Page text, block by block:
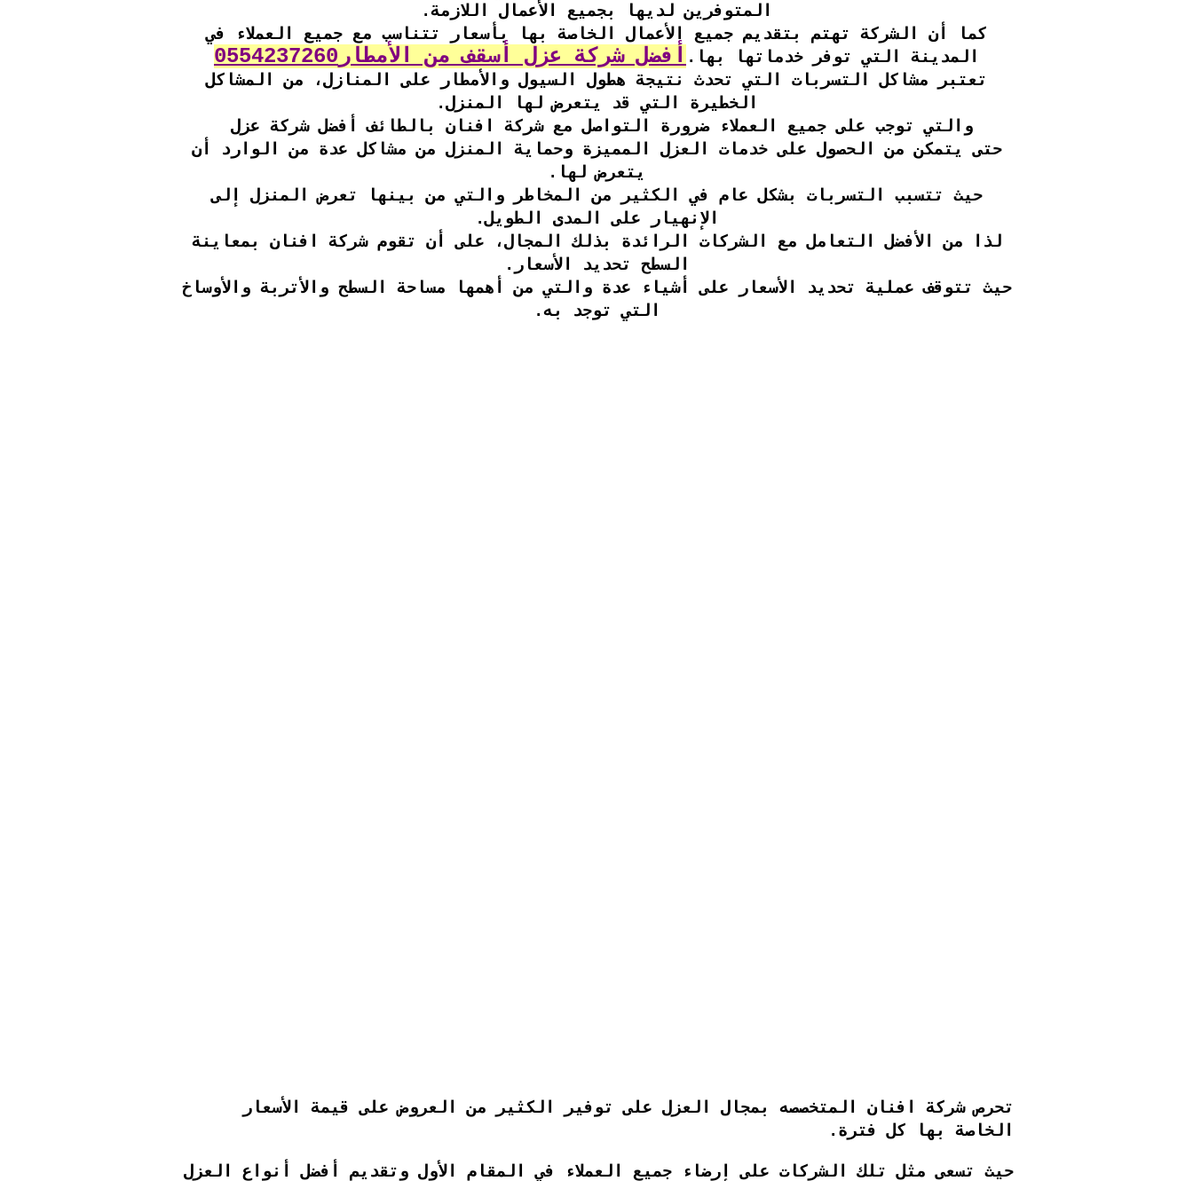
المتوفرين لديها بجميع الأعمال اللازمة.
كما أن الشركة تهتم بتقديم جميع الأعمال الخاصة بها بأسعار تتناسب مع جميع العملاء في
المدينة التي توفر خدماتها بها. أفضل شركة عزل أسقف من الأمطار0554237260
تعتبر مشاكل التسربات التي تحدث نتيجة هطول السيول والأمطار على المنازل، من المشاكل
الخطيرة التي قد يتعرض لها المنزل.
والتي توجب على جميع العملاء ضرورة التواصل مع شركة افنان بالطائف أفضل شركة عزل
حتى يتمكن من الحصول على خدمات العزل المميزة وحماية المنزل من مشاكل عدة من الوارد أن
يتعرض لها.
حيث تتسبب التسربات بشكل عام في الكثير من المخاطر والتي من بينها تعرض المنزل إلى
الإنهيار على المدى الطويل.
لذا من الأفضل التعامل مع الشركات الرائدة بذلك المجال، على أن تقوم شركة افنان بمعاينة
السطح تحديد الأسعار.
حيث تتوقف عملية تحديد الأسعار على أشياء عدة والتي من أهمها مساحة السطح والأتربة والأوساخ
التي توجد به.
تحرص شركة افنان المتخصصه بمجال العزل على توفير الكثير من العروض على قيمة الأسعار
الخاصة بها كل فترة.
حيث تسعى مثل تلك الشركات على إرضاء جميع العملاء في المقام الأول وتقديم أفضل أنواع العزل